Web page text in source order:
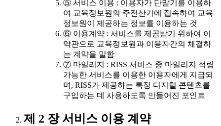
⑤ 서비스 이용 : 이용자가 단말기를 이용하
여 교육정보원의 주전산기에 접속하여 교육
정보원이 제공하는 정보를 이용하는 것
⑥ 이용계약 : 서비스를 제공받기 위하여 이
약관으로 교육정보원과 이용자간의 체결하
는 계약을 말함
⑦ 마일리지 : RISS 서비스 중 마일리지 적립
가능한 서비스를 이용한 이용자에게 지급되
며, RISS가 제공하는 특정 디지털 콘텐츠를
구입하는 데 사용하도록 만들어진 포인트
제 2 장 서비스 이용 계약